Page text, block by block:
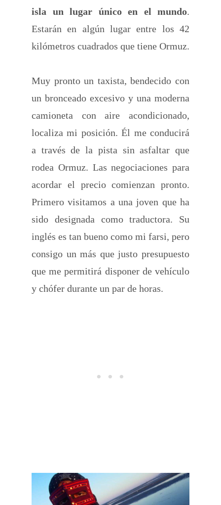
isla un lugar único en el mundo.
Estarán en algún lugar entre los 42
kilómetros cuadrados que tiene Ormuz.
Muy pronto un taxista, bendecido con
un bronceado excesivo y una moderna
camioneta con aire acondicionado,
localiza mi posición. Él me conducirá
a través de la pista sin asfaltar que
rodea Ormuz. Las negociaciones para
acordar el precio comienzan pronto.
Primero visitamos a una joven que ha
sido designada como traductora. Su
inglés es tan bueno como mi farsi, pero
consigo un más que justo presupuesto
que me permitirá disponer de vehículo
y chófer durante un par de horas.